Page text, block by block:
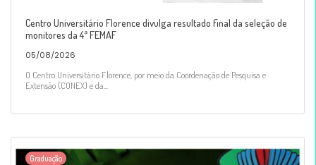
Centro Universitário Florence divulga resultado final da seleção de
monitores da 4ª FEMAF
05/08/2026
O Centro Universitário Florence, por meio da Coordenação de Pesquisa e
Extensão (CONEX) e da...
Graduação